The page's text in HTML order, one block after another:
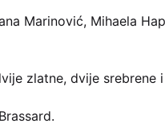
Marinović, Mihaela
zlatne, dvije srebrene